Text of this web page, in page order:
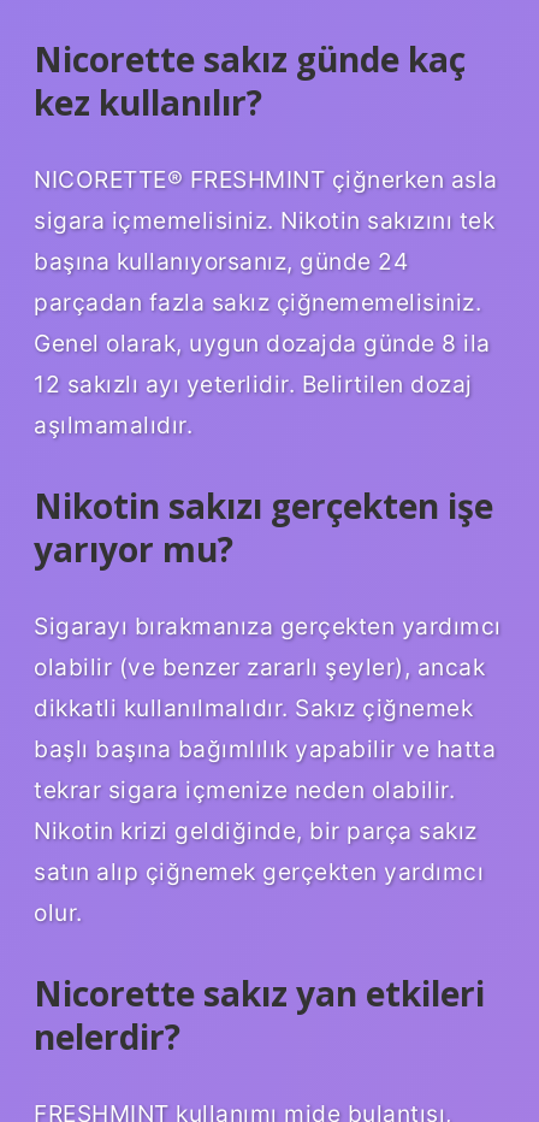
Nicorette sakız günde kaç
kez kullanılır?
NICORETTE® FRESHMINT çiğnerken asla
sigara içmemelisiniz. Nikotin sakızını tek
başına kullanıyorsanız, günde 24
parçadan fazla sakız çiğnememelisiniz.
Genel olarak, uygun dozajda günde 8 ila
12 sakızlı ayı yeterlidir. Belirtilen dozaj
aşılmamalıdır.
Nikotin sakızı gerçekten işe
yarıyor mu?
Sigarayı bırakmanıza gerçekten yardımcı
olabilir (ve benzer zararlı şeyler), ancak
dikkatli kullanılmalıdır. Sakız çiğnemek
başlı başına bağımlılık yapabilir ve hatta
tekrar sigara içmenize neden olabilir.
Nikotin krizi geldiğinde, bir parça sakız
satın alıp çiğnemek gerçekten yardımcı
olur.
Nicorette sakız yan etkileri
nelerdir?
FRESHMINT kullanımı mide bulantısı,